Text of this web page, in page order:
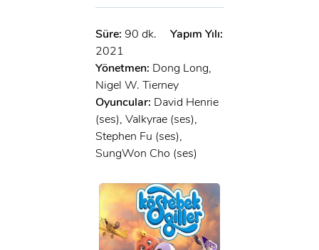
GIRIŞ
Süre: 90 dk.
Yapım Yılı:
2021
Yönetmen: Dong Long,
Nigel W. Tierney
Oyuncular: David Henrie
(ses), Valkyrae (ses),
Stephen Fu (ses),
SungWon Cho (ses)